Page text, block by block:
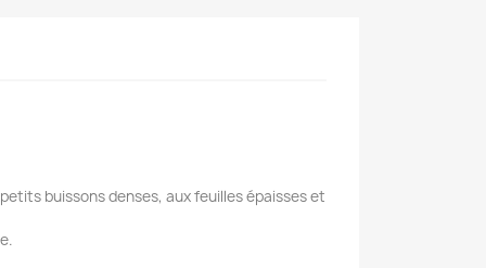
buissons denses, aux feuilles épaisses et